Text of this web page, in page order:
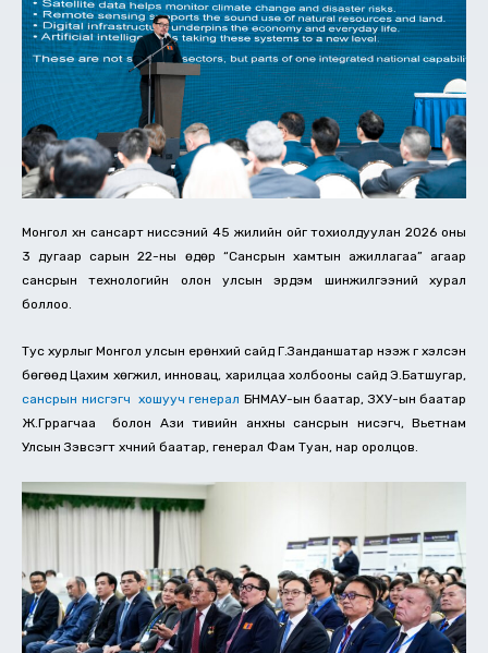
Монгол хүн сансарт ниссэний 45 жилийн ойг тохиолдуулан 2026 оны
3 дугаар сарын 22-ны өдөр “Сансрын хамтын ажиллагаа” агаар
сансрын технологийн олон улсын эрдэм шинжилгээний хурал
боллоо.
Тус хурлыг Монгол улсын ерөнхий сайд Г.Занданшатар нээж үг хэлсэн
бөгөөд Цахим хөгжил, инновац, харилцаа холбооны сайд Э.Батшугар,
сансрын нисгэгч хошууч генерал БНМАУ-ын баатар, ЗХУ-ын баатар
Ж.Гүррагчаа болон Ази тивийн анхны сансрын нисэгч, Вьетнам
Улсын Зэвсэгт хүчний баатар, генерал Фам Туан, нар оролцов.